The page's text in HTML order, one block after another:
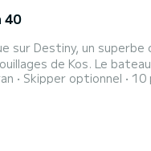
40
sur Destiny, un
6 cabines tout confort et une capacité d'embarcation de 10 personnes. Avec une
totale de 12 mètres, il
Skipper optionnel 10